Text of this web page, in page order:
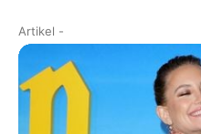
Artikel -